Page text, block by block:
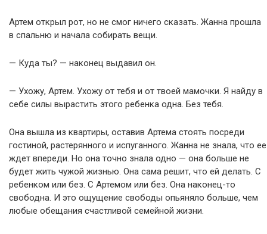
Артем открыл рот, но не смог ничего сказать. Жанна прошла
в спальню и начала собирать вещи.
— Куда ты? — наконец выдавил он.
— Ухожу, Артем. Ухожу от тебя и от твоей мамочки. Я найду в
себе силы вырастить этого ребенка одна. Без тебя.
Она вышла из квартиры, оставив Артема стоять посреди
гостиной, растерянного и испуганного. Жанна не знала, что ее
ждет впереди. Но она точно знала одно — она больше не
будет жить чужой жизнью. Она сама решит, что ей делать. С
ребенком или без. С Артемом или без. Она наконец-то
свободна. И это ощущение свободы опьяняло больше, чем
любые обещания счастливой семейной жизни.